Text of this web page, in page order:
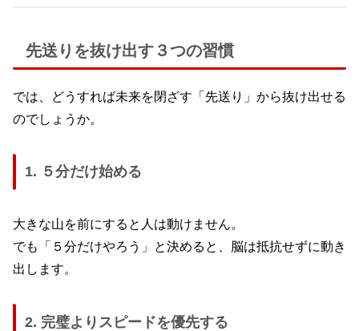
先送りを抜け出す３つの習慣
では、どうすれば未来を閉ざす「先送り」から抜け出せる
のでしょうか。
1. ５分だけ始める
大きな山を前にすると人は動けません。
でも「５分だけやろう」と決めると、脳は抵抗せずに動き
出します。
2. 完璧よりスピードを優先する